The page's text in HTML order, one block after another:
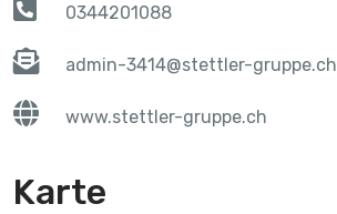
0344201088
admin-3414@stettler-gruppe.ch
www.stettler-gruppe.ch
Karte